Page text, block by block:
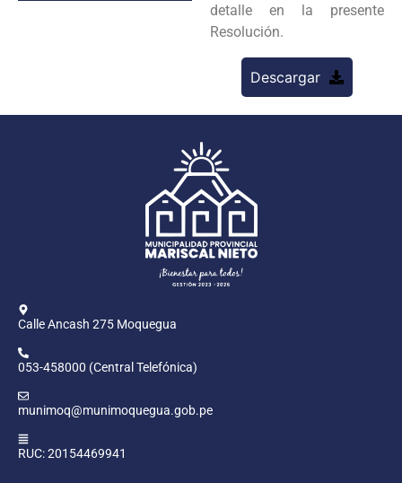
detalle en la presente
Resolución.
Descargar
Calle Ancash 275 Moquegua
053-458000 (Central Telefónica)
munimoq@munimoquegua.gob.pe
RUC: 20154469941